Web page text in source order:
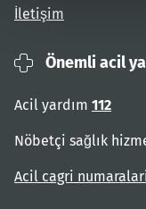
İletişim
Önemli acil
Acil yardım 112
Nöbetçi sağlık
Acil cagri numaralari